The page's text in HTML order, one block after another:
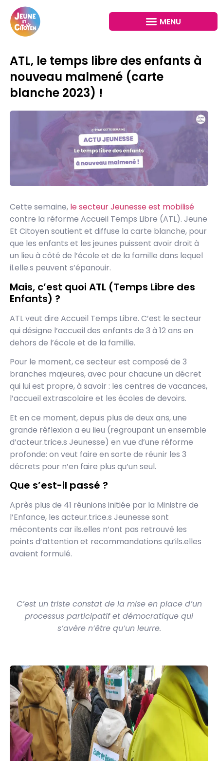
ATL, le temps libre des enfants à
nouveau malmené (carte
blanche 2023) !
Cette semaine, le secteur Jeunesse est mobilisé
contre la réforme Accueil Temps Libre (ATL). Jeune
Et Citoyen soutient et diffuse la carte blanche, pour
que les enfants et les jeunes puissent avoir droit à
un lieu à côté de l’école et de la famille dans lequel
il.elle.s peuvent s’épanouir.
Mais, c’est quoi ATL (Temps Libre des
Enfants) ?
ATL veut dire Accueil Temps Libre. C’est le secteur
qui désigne l’accueil des enfants de 3 à 12 ans en
dehors de l’école et de la famille.
Pour le moment, ce secteur est composé de 3
branches majeures, avec pour chacune un décret
qui lui est propre, à savoir : les centres de vacances,
l’accueil extrascolaire et les écoles de devoirs.
Et en ce moment, depuis plus de deux ans, une
grande réflexion a eu lieu (regroupant un ensemble
d’acteur.trice.s Jeunesse) en vue d’une réforme
profonde: on veut faire en sorte de réunir les 3
décrets pour n’en faire plus qu’un seul.
Que s’est-il passé ?
Après plus de 41 réunions initiée par la Ministre de
l’Enfance, les acteur.trice.s Jeunesse sont
mécontents car ils.elles n’ont pas retrouvé les
points d’attention et recommandations qu’ils.elles
avaient formulé.
C’est un triste constat de la mise en place d’un
processus participatif et démocratique qui
s’avère n’être qu’un leurre.